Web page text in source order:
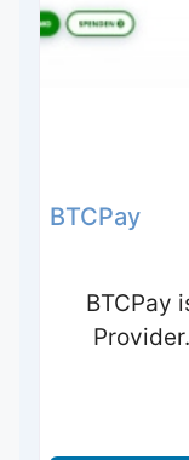
BTCPay
BTCPay